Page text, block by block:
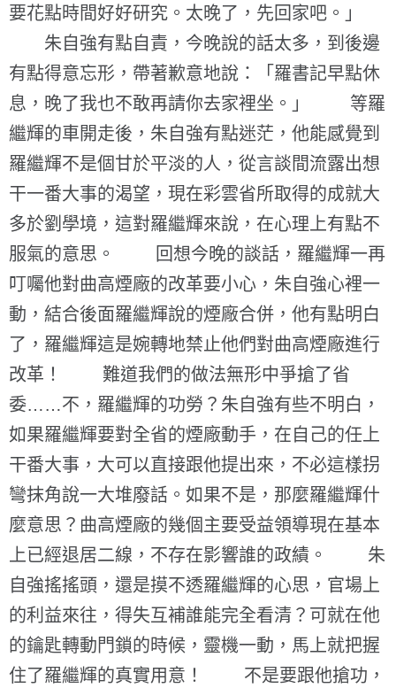
要花點時間好好研究。太晚了，先回家吧。」
朱自強有點自責，今晚說的話太多，到後邊
有點得意忘形，帶著歉意地說：「羅書記早點休
息，晚了我也不敢再請你去家裡坐。」 等羅
繼輝的車開走後，朱自強有點迷茫，他能感覺到
羅繼輝不是個甘於平淡的人，從言談間流露出想
干一番大事的渴望，現在彩雲省所取得的成就大
多於劉學境，這對羅繼輝來說，在心理上有點不
服氣的意思。 回想今晚的談話，羅繼輝一再
叮囑他對曲高煙廠的改革要小心，朱自強心裡一
動，結合後面羅繼輝說的煙廠合併，他有點明白
了，羅繼輝這是婉轉地禁止他們對曲高煙廠進行
改革！ 難道我們的做法無形中爭搶了省
委……不，羅繼輝的功勞？朱自強有些不明白，
如果羅繼輝要對全省的煙廠動手，在自己的任上
干番大事，大可以直接跟他提出來，不必這樣拐
彎抹角說一大堆廢話。如果不是，那麼羅繼輝什
麼意思？曲高煙廠的幾個主要受益領導現在基本
上已經退居二線，不存在影響誰的政績。 朱
自強搖搖頭，還是摸不透羅繼輝的心思，官場上
的利益來往，得失互補誰能完全看清？可就在他
的鑰匙轉動門鎖的時候，靈機一動，馬上就把握
住了羅繼輝的真實用意！ 不是要跟他搶功，